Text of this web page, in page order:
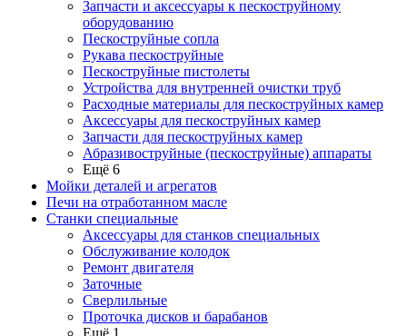
Запчасти и аксессуары к пескоструйному
оборудованию
Пескоструйные сопла
Рукава пескоструйные
Пескоструйные пистолеты
Устройства для внутренней очистки труб
Расходные материалы для пескоструйных камер
Аксессуары для пескоструйных камер
Запчасти для пескоструйных камер
Абразивоструйные (пескоструйные) аппараты
Ещё 6
Мойки деталей и агрегатов
Печи на отработанном масле
Станки специальные
Аксессуары для станков специальных
Обслуживание колодок
Ремонт двигателя
Заточные
Сверлильные
Проточка дисков и барабанов
Ещё 1